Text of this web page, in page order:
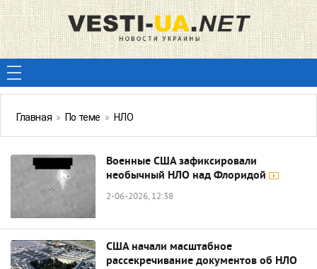
Главная » По теме » НЛО
Военные США зафиксировали
необычный НЛО над Флоридой
2-06-2026, 12:38
США начали масштабное
рассекречивание документов об НЛО